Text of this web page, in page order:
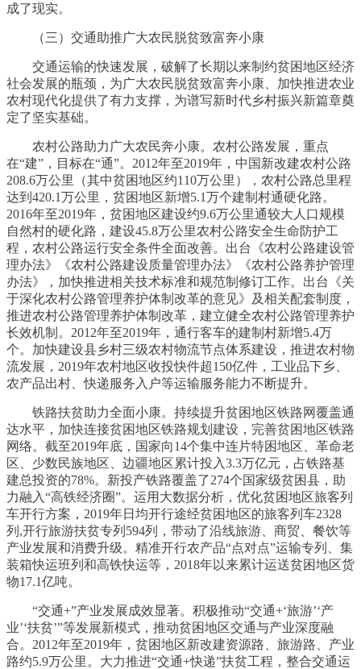
成了现实。
（三）交通助推广大农民脱贫致富奔小康
交通运输的快速发展，破解了长期以来制约贫困地区经济
社会发展的瓶颈，为广大农民脱贫致富奔小康、加快推进农业
农村现代化提供了有力支撑，为谱写新时代乡村振兴新篇章奠
定了坚实基础。
农村公路助力广大农民奔小康。农村公路发展，重点
在“建”，目标在“通”。2012年至2019年，中国新改建农村公路
208.6万公里（其中贫困地区约110万公里），农村公路总里程
达到420.1万公里，贫困地区新增5.1万个建制村通硬化路。
2016年至2019年，贫困地区建设约9.6万公里通较大人口规模
自然村的硬化路，建设45.8万公里农村公路安全生命防护工
程，农村公路运行安全条件全面改善。出台《农村公路建设管
理办法》《农村公路建设质量管理办法》《农村公路养护管理
办法》，加快推进相关技术标准和规范制修订工作。出台《关
于深化农村公路管理养护体制改革的意见》及相关配套制度，
推进农村公路管理养护体制改革，建立健全农村公路管理养护
长效机制。2012年至2019年，通行客车的建制村新增5.4万
个。加快建设县乡村三级农村物流节点体系建设，推进农村物
流发展，2019年农村地区收投快件超150亿件，工业品下乡、
农产品出村、快递服务入户等运输服务能力不断提升。
铁路扶贫助力全面小康。持续提升贫困地区铁路网覆盖通
达水平，加快连接贫困地区铁路规划建设，完善贫困地区铁路
网络。截至2019年底，国家向14个集中连片特困地区、革命老
区、少数民族地区、边疆地区累计投入3.3万亿元，占铁路基
建总投资的78%。新投产铁路覆盖了274个国家级贫困县，助
力融入“高铁经济圈”。运用大数据分析，优化贫困地区旅客列
车开行方案，2019年日均开行途经贫困地区的旅客列车2328
列,开行旅游扶贫专列594列，带动了沿线旅游、商贸、餐饮等
产业发展和消费升级。精准开行农产品“点对点”运输专列、集
装箱快运班列和高铁快运等，2018年以来累计运送贫困地区货
物17.1亿吨。
“交通+”产业发展成效显著。积极推动“交通+‘旅游’‘产
业’‘扶贫’”等发展新模式，推动贫困地区交通与产业深度融
合。2012年至2019年，贫困地区新改建资源路、旅游路、产业
路约5.9万公里。大力推进“交通+快递”扶贫工程，整合交通运